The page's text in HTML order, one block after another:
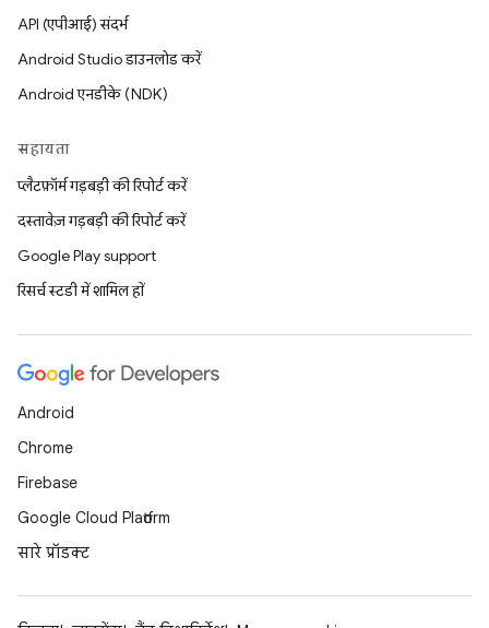
API (एपीआई) संदर्भ
Android Studio डाउनलोड करें
Android एनडीके (NDK)
सहायता
प्लैटफ़ॉर्म गड़बड़ी की रिपोर्ट करें
दस्तावेज़ गड़बड़ी की रिपोर्ट करें
Google Play support
रिसर्च स्टडी में शामिल हों
Android
Chrome
Firebase
Google Cloud Platform
सारे प्रॉडक्ट